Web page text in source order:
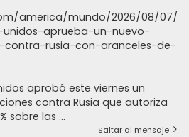
america/mundo/2026/08/07/
aprueba-un-nuevo-
rusia-con-aranceles-de-
aprobó este viernes un
contra Rusia que autoriza
sobre las ...
Saltar al mensaje